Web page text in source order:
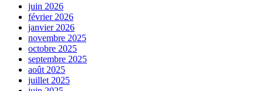
juin 2026
février 2026
janvier 2026
novembre 2025
octobre 2025
septembre 2025
août 2025
juillet 2025